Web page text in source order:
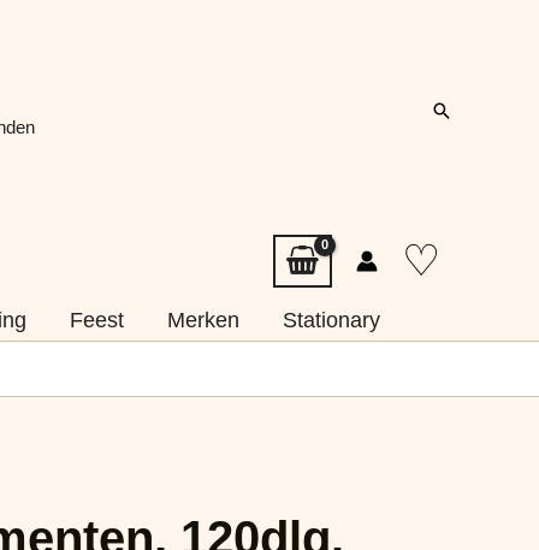
Zoeken
♡
Feest Merken
Stationary
120dlg.